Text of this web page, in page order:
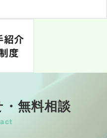
無料相談